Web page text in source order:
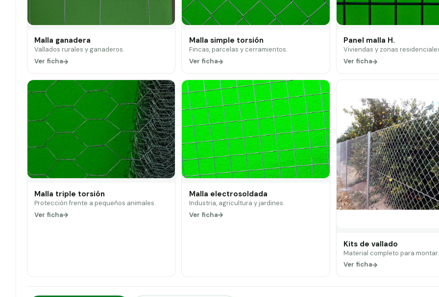
Malla ganadera
Vallados rurales y ganaderos.
Ver ficha
Malla simple torsión
Fincas, parcelas y cerramientos.
Ver ficha
Panel malla H.
Viviendas y zonas
Ver ficha
Malla triple torsión
Protección frente a pequeños animales.
Ver ficha
Malla electrosoldada
Industria, agricultura y jardines.
Ver ficha
Kits de vallado
Material completo para montar.
Ver ficha